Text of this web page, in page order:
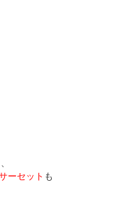
ーセット も